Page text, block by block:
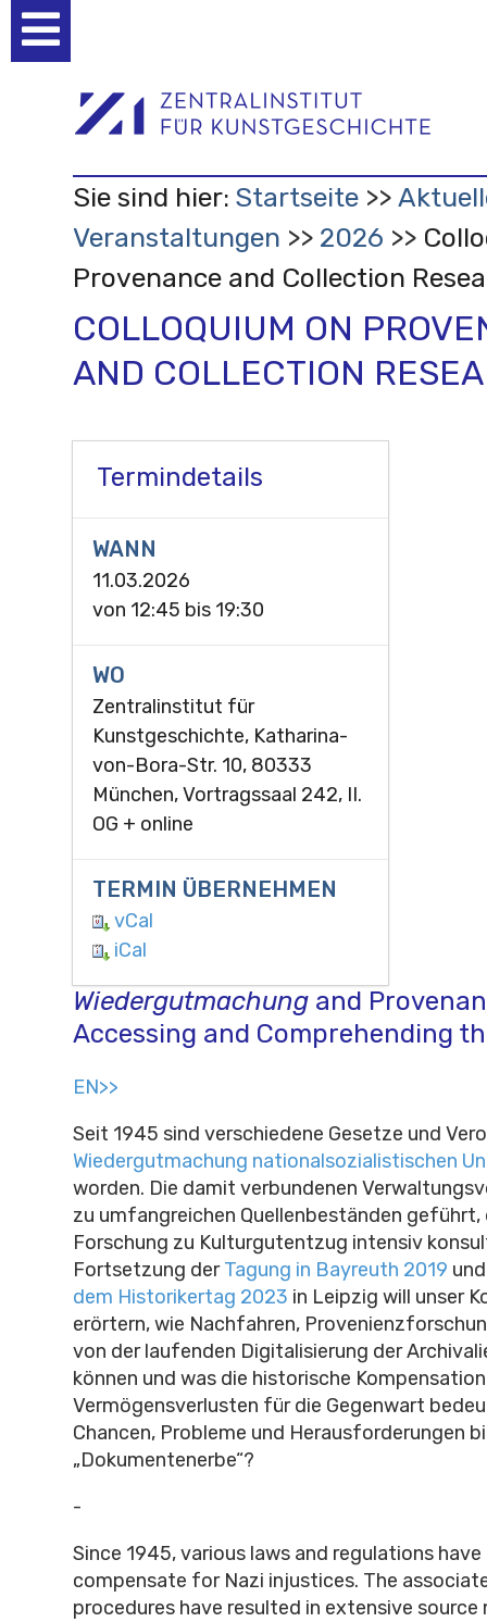
Werkzeuge
Sie sind hier: Startseite
Veranstaltungen
2026
Provenance and Collection
COLLOQUIUM ON
AND COLLECTION
Termindetails
WANN
11.03.2026
von 12:45 bis 19:30
WO
Zentralinstitut für
Kunstgeschichte, Katharina-
von-Bora-Str. 10, 80333
München, Vortragssaal 242, II.
OG + online
TERMIN ÜBERNEHMEN
vCal
iCal
Wiedergutmachungand
Accessing and Comprehending
EN>>
Seit 1945 sind verschiedene Gesetze und
Wiedergutmachung nationalsozialistischen
worden. Die damit verbundenen
zu umfangreichen Quellenbeständen geführt,
Forschung zu Kulturgutentzug intensiv
Fortsetzung derTagung in Bayreuth 2019
dem Historikertag 2023 in Leipzig will unser
erörtern, wie Nachfahren,
von der laufenden Digitalisierung der
können und was die historische
Vermögensverlusten für die Gegenwart
Chancen, Probleme und Herausforderungen
„Dokumentenerbe“?
-
Since 1945, various laws and regulations
compensate for Nazi injustices. The
procedures have resulted in extensive source